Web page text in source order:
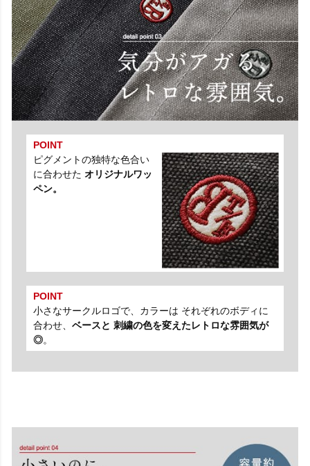
POINT
ピグメントの独特な色合い
に合わせた オリジナルワッ
ペン。
POINT
小さなサークルロゴで、カラーは それぞれのボディに
合わせ、 ベースと 刺繍の色を変えたレトロな雰囲気が
◎。